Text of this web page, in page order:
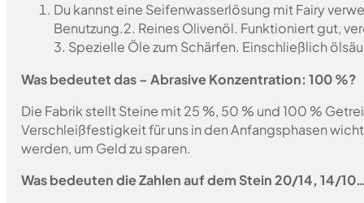
Du kannst eine Seifenwasserlösung mit Fairy
Benutzung.2. Reines Olivenöl. Funktioniert gut,
3. Spezielle Öle zum Schärfen. Einschließlich
Was bedeutet das – Abrasive Konzentration: 100 %?
Die Fabrik stellt Steine mit 25 %, 50 % und 100 %
Verschleißfestigkeit für uns in den Anfangsphasen
werden, um Geld zu sparen.
Was bedeuten die Zahlen auf dem Stein 20/14, 14/